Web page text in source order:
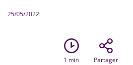
25/05/2022
1 min Partager